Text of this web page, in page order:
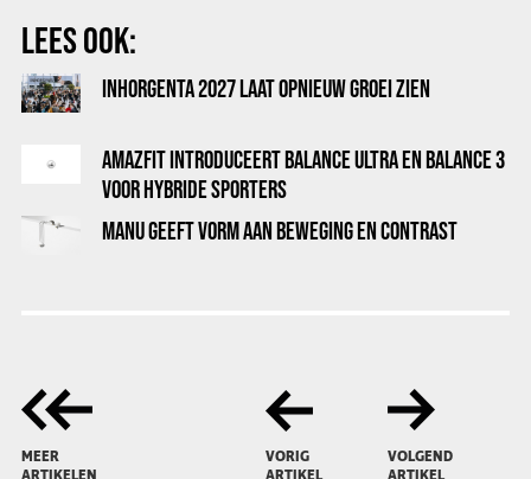
LEES OOK:
INHORGENTA 2027 LAAT OPNIEUW GROEI ZIEN
AMAZFIT INTRODUCEERT BALANCE ULTRA EN BALANCE 3
VOOR HYBRIDE SPORTERS
MANU GEEFT VORM AAN BEWEGING EN CONTRAST
MEER
VORIG
VOLGEND